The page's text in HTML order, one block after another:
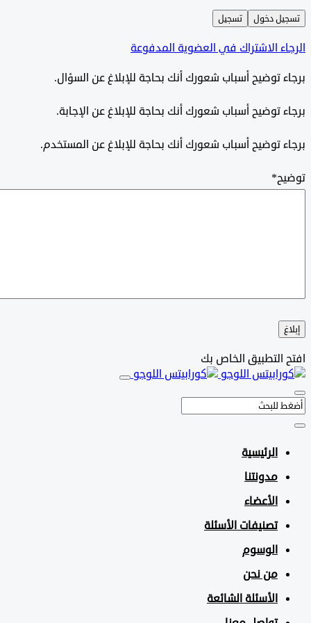
دخول تسجيل
الاشتراك في العضوية المدفوعة
توضيح أسباب شعورك أنك بحاجة للإبلاغ عن السؤال.
توضيح أسباب شعورك أنك بحاجة للإبلاغ عن الإجابة.
توضيح أسباب شعورك أنك بحاجة للإبلاغ عن المستخدم.
*
التطبيق الخاص بك
الرئيسية
مدونتنا
الأعضاء
تصنيفات الأسئلة
الوسوم
من نحن
الأسئلة الشائعة